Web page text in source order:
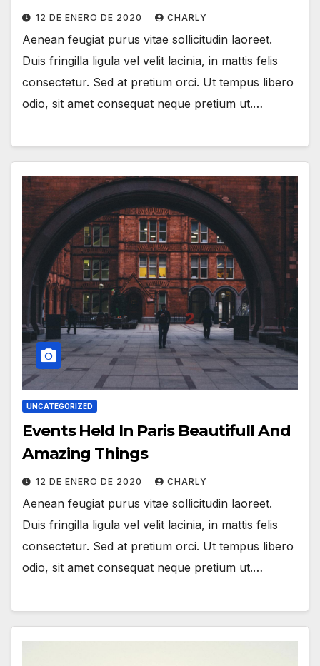
12 DE ENERO DE 2020 CHARLY
Aenean feugiat purus vitae sollicitudin laoreet.
Duis fringilla ligula vel velit lacinia, in mattis felis
consectetur. Sed at pretium orci. Ut tempus libero
odio, sit amet consequat neque pretium ut.…
UNCATEGORIZED
Events Held In Paris Beautifull And
Amazing Things
12 DE ENERO DE 2020 CHARLY
Aenean feugiat purus vitae sollicitudin laoreet.
Duis fringilla ligula vel velit lacinia, in mattis felis
consectetur. Sed at pretium orci. Ut tempus libero
odio, sit amet consequat neque pretium ut.…